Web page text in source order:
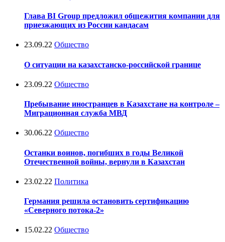
Глава BI Group предложил общежития компании для
приезжающих из России кандасам
23.09.22 Общество
О ситуации на казахстанско-российской границе
23.09.22 Общество
Пребывание иностранцев в Казахстане на контроле –
Миграционная служба МВД
30.06.22 Общество
Останки воинов, погибших в годы Великой
Отечественной войны, вернули в Казахстан
23.02.22 Политика
Германия решила остановить сертификацию
«Северного потока-2»
15.02.22 Общество